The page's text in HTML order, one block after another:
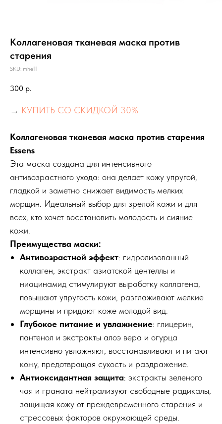
Коллагеновая тканевая маска против
старения
SKU: mhe11
300 р.
→ КУПИТЬ СО СКИДКОЙ 30%
Коллагеновая тканевая маска против старения
Essens
Эта маска создана для интенсивного
антивозрастного ухода: она делает кожу упругой,
гладкой и заметно снижает видимость мелких
морщин. Идеальный выбор для зрелой кожи и для
всех, кто хочет восстановить молодость и сияние
кожи.
Преимущества маски:
Антивозрастной эффект: гидролизованный
коллаген, экстракт азиатской центеллы и
ниацинамид стимулируют выработку коллагена,
повышают упругость кожи, разглаживают мелкие
морщины и придают коже молодой вид.
Глубокое питание и увлажнение: глицерин,
пантенол и экстракты алоэ вера и огурца
интенсивно увлажняют, восстанавливают и питают
кожу, предотвращая сухость и раздражение.
Антиоксидантная защита: экстракты зеленого
чая и граната нейтрализуют свободные радикалы,
защищая кожу от преждевременного старения и
стрессовых факторов окружающей среды.